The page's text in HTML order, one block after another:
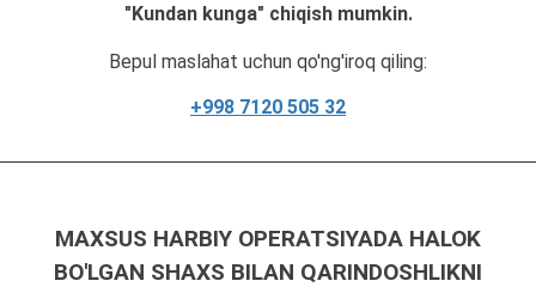
"Kundan kunga" chiqish mumkin.
Bepul maslahat uchun qo'ng'iroq qiling:
+998 7120 505 32
MAXSUS HARBIY OPERATSIYADA HALOK
BO'LGAN SHAXS BILAN QARINDOSHLIKNI